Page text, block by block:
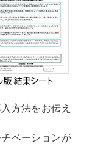
方法をお伝え
ベーションが